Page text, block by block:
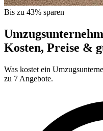
Bis zu 43% sparen
Kosten, Preise &
Was kostet ein
zu 7 Angebote.